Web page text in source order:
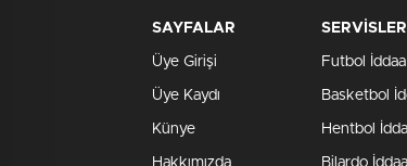
SAYFALAR
Üye Girişi
Üye Kaydı
Künye
Hakkımızda
SERVİSLER
Futbol İddaa
Basketbol
Hentbol
Bilardo İddaa